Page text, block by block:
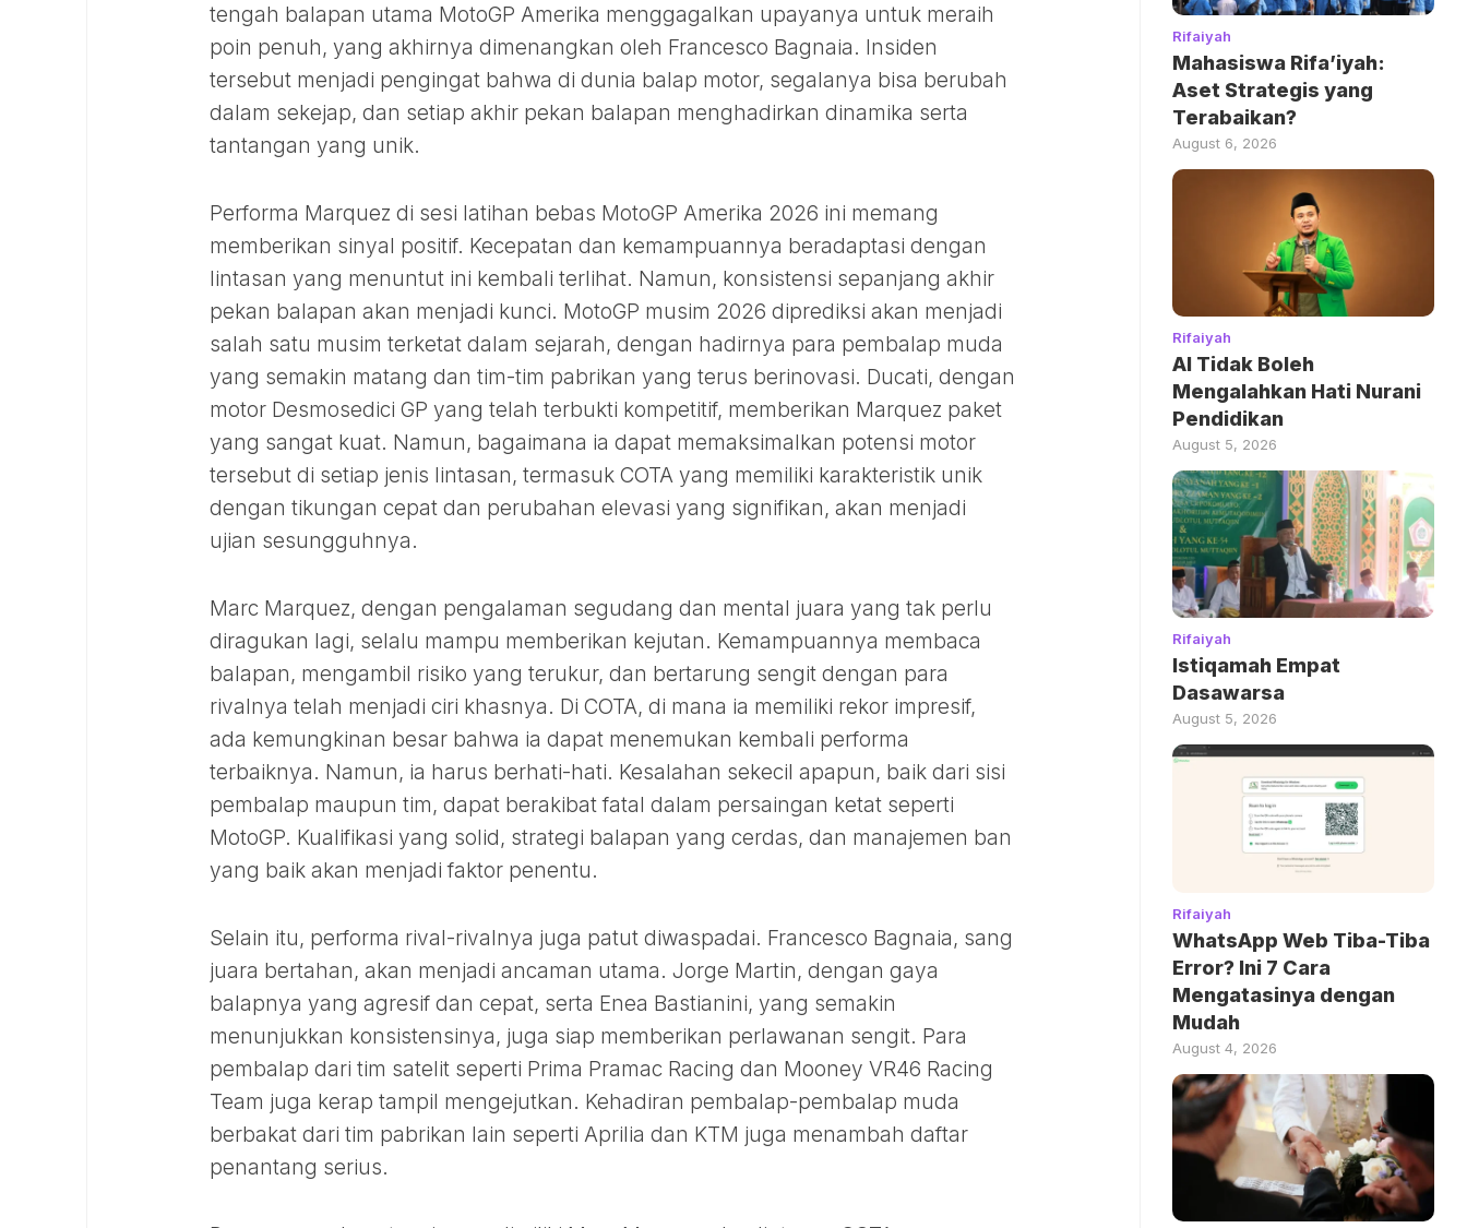
tengah balapan utama MotoGP Amerika menggagalkan upayanya untuk meraih
poin penuh, yang akhirnya dimenangkan oleh Francesco Bagnaia. Insiden
tersebut menjadi pengingat bahwa di dunia balap motor, segalanya bisa berubah
dalam sekejap, dan setiap akhir pekan balapan menghadirkan dinamika serta
tantangan yang unik.
Performa Marquez di sesi latihan bebas MotoGP Amerika 2026 ini memang
memberikan sinyal positif. Kecepatan dan kemampuannya beradaptasi dengan
lintasan yang menuntut ini kembali terlihat. Namun, konsistensi sepanjang akhir
pekan balapan akan menjadi kunci. MotoGP musim 2026 diprediksi akan menjadi
salah satu musim terketat dalam sejarah, dengan hadirnya para pembalap muda
yang semakin matang dan tim-tim pabrikan yang terus berinovasi. Ducati, dengan
motor Desmosedici GP yang telah terbukti kompetitif, memberikan Marquez paket
yang sangat kuat. Namun, bagaimana ia dapat memaksimalkan potensi motor
tersebut di setiap jenis lintasan, termasuk COTA yang memiliki karakteristik unik
dengan tikungan cepat dan perubahan elevasi yang signifikan, akan menjadi
ujian sesungguhnya.
Marc Marquez, dengan pengalaman segudang dan mental juara yang tak perlu
diragukan lagi, selalu mampu memberikan kejutan. Kemampuannya membaca
balapan, mengambil risiko yang terukur, dan bertarung sengit dengan para
rivalnya telah menjadi ciri khasnya. Di COTA, di mana ia memiliki rekor impresif,
ada kemungkinan besar bahwa ia dapat menemukan kembali performa
terbaiknya. Namun, ia harus berhati-hati. Kesalahan sekecil apapun, baik dari sisi
pembalap maupun tim, dapat berakibat fatal dalam persaingan ketat seperti
MotoGP. Kualifikasi yang solid, strategi balapan yang cerdas, dan manajemen ban
yang baik akan menjadi faktor penentu.
Selain itu, performa rival-rivalnya juga patut diwaspadai. Francesco Bagnaia, sang
juara bertahan, akan menjadi ancaman utama. Jorge Martin, dengan gaya
balapnya yang agresif dan cepat, serta Enea Bastianini, yang semakin
menunjukkan konsistensinya, juga siap memberikan perlawanan sengit. Para
pembalap dari tim satelit seperti Prima Pramac Racing dan Mooney VR46 Racing
Team juga kerap tampil mengejutkan. Kehadiran pembalap-pembalap muda
berbakat dari tim pabrikan lain seperti Aprilia dan KTM juga menambah daftar
penantang serius.
Rifaiyah
Mahasiswa Rifa’iyah:
Aset Strategis yang
Terabaikan?
August 6, 2026
Rifaiyah
AI Tidak Boleh
Mengalahkan Hati Nurani
Pendidikan
August 5, 2026
Rifaiyah
Istiqamah Empat
Dasawarsa
August 5, 2026
Rifaiyah
WhatsApp Web Tiba-Tiba
Error? Ini 7 Cara
Mengatasinya dengan
Mudah
August 4, 2026